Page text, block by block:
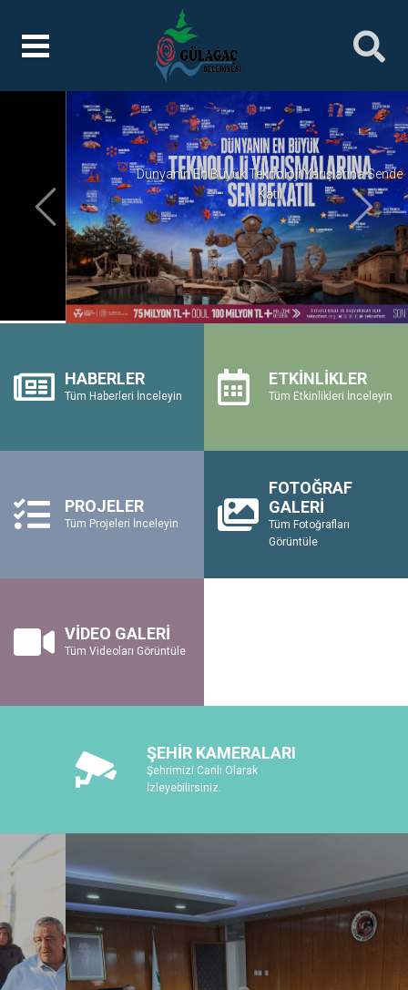
Dünyanın En Büyük Teknoloji Yarışlarına Sende
Katıl
Önceki Sonraki
HABERLER
Tüm Haberleri İnceleyin
ETKİNLİKLER
Tüm Etkinlikleri İnceleyin
PROJELER
Tüm Projeleri İnceleyin
FOTOĞRAF
GALERİ
Tüm Fotoğrafları
Görüntüle
VİDEO GALERİ
Tüm Videoları Görüntüle
ŞEHİR KAMERALARI
Şehrimizi Canlı Olarak
İzleyebilirsiniz.